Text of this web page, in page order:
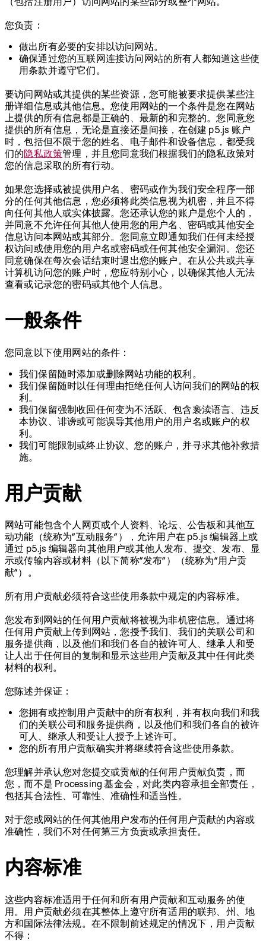
您负责：
做出所有必要的安排以访问网站。
确保通过您的互联网连接访问网站的所有人都知道这些使
用条款并遵守它们。
要访问网站或其提供的某些资源，您可能被要求提供某些注
册详细信息或其他信息。您使用网站的一个条件是您在网站
上提供的所有信息都是正确的、最新的和完整的。您同意您
提供的所有信息，无论是直接还是间接，在创建 p5.js 账户
时，包括但不限于您的姓名、电子邮件和设备信息，都受我
们的隐私政策管理，并且您同意我们根据我们的隐私政策对
您的信息采取的所有行动。
如果您选择或被提供用户名、密码或作为我们安全程序一部
分的任何其他信息，您必须将此类信息视为机密，并且不得
向任何其他人或实体披露。您还承认您的账户是您个人的，
并同意不允许任何其他人使用您的用户名、密码或其他安全
信息访问本网站或其部分。您同意立即通知我们任何未经授
权访问或使用您的用户名或密码或任何其他安全漏洞。您还
同意确保在每次会话结束时退出您的账户。在从公共或共享
计算机访问您的账户时，您应特别小心，以确保其他人无法
查看或记录您的密码或其他个人信息。
一般条件
您同意以下使用网站的条件：
我们保留随时添加或删除网站功能的权利。
我们保留随时以任何理由拒绝任何人访问我们的网站的权
利。
我们保留强制收回任何变为不活跃、包含亵渎语言、违反
本协议、诽谤或可能误导其他用户的用户名或账户的权
利。
我们可能限制或终止协议、您的账户，并寻求其他补救措
施。
用户贡献
网站可能包含个人网页或个人资料、论坛、公告板和其他互
动功能（统称为”互动服务”），允许用户在 p5.js 编辑器上或
通过 p5.js 编辑器向其他用户或其他人发布、提交、发布、显
示或传输内容或材料（以下简称”发布”）（统称为”用户贡
献”）。
所有用户贡献必须符合这些使用条款中规定的内容标准。
您发布到网站的任何用户贡献将被视为非机密信息。通过将
任何用户贡献上传到网站，您授予我们、我们的关联公司和
服务提供商，以及他们和我们各自的被许可人、继承人和受
让人出于任何目的复制和显示这些用户贡献及其中任何此类
材料的权利。
您陈述并保证：
您拥有或控制用户贡献中的所有权利，并有权向我们和我
们的关联公司和服务提供商，以及他们和我们各自的被许
可人、继承人和受让人授予上述许可。
您的所有用户贡献确实并将继续符合这些使用条款。
您理解并承认您对您提交或贡献的任何用户贡献负责，而
您，而不是 Processing 基金会，对此类内容承担全部责任，
包括其合法性、可靠性、准确性和适当性。
对于您或网站的任何其他用户发布的任何用户贡献的内容或
准确性，我们不对任何第三方负责或承担责任。
内容标准
这些内容标准适用于任何和所有用户贡献和互动服务的使
用。用户贡献必须在其整体上遵守所有适用的联邦、州、地
方和国际法律法规。在不限制前述规定的情况下，用户贡献
不得：